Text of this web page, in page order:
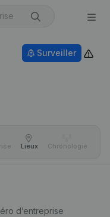
Surveiller
Lieux Chronologie
d’entreprise